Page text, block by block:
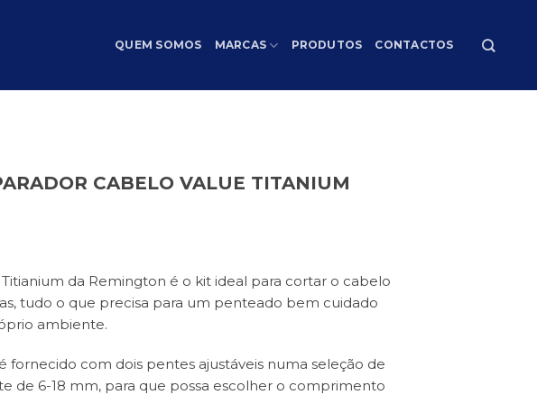
QUEM SOMOS MARCAS PRODUTOS CONTACTOS
CABELO VALUE TITANIUM
da Remington é o kit ideal para cortar o cabelo
tudo o que precisa para um penteado bem cuidado
ambiente.
fornecido com dois pentes ajustáveis numa seleção de
de 6-18 mm, para que possa escolher o comprimento